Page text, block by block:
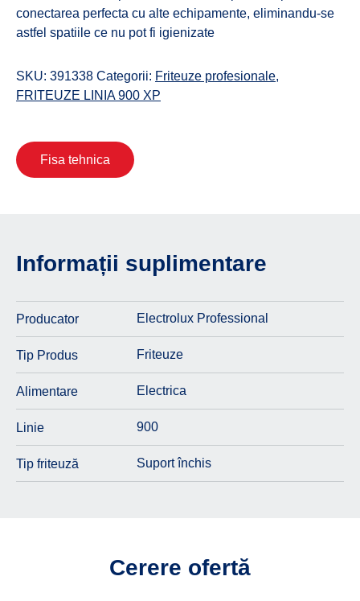
conectarea perfecta cu alte echipamente, eliminandu-se
astfel spatiile ce nu pot fi igienizate
SKU: 391338 Categorii: Friteuze profesionale,
FRITEUZE LINIA 900 XP
Fisa tehnica
Informații suplimentare
Producator Electrolux Professional
Tip Produs Friteuze
Alimentare Electrica
Linie 900
Tip friteuză Suport închis
Cerere ofertă